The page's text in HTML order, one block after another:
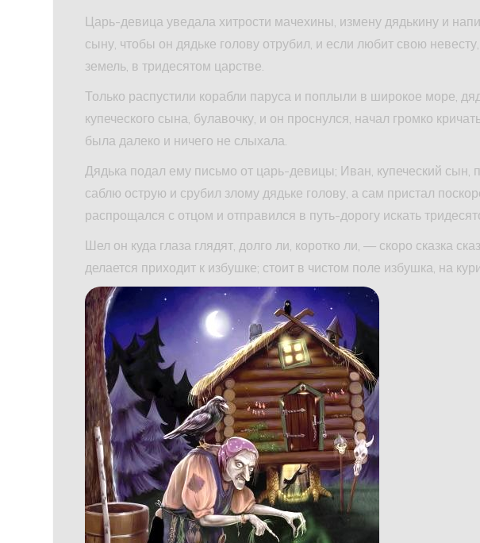
Царь-девица уведала хитрости мачехины, измену дядькину и
сыну, чтобы он дядьке голову отрубил, и если любит свою
земель, в тридесятом царстве.
Только распустили корабли паруса и поплыли в широкое море,
купеческого сына, булавочку, и он проснулся, начал громко
была далеко и ничего не слыхала.
Дядька подал ему письмо от царь-девицы; Иван, купеческий сын,
саблю острую и срубил злому дядьке голову, а сам пристал
распрощался с отцом и отправился в путь-дорогу искать
Шел он куда глаза глядят, долго ли, коротко ли, — скоро сказка
делается приходит к избушке; стоит в чистом поле избушка, на